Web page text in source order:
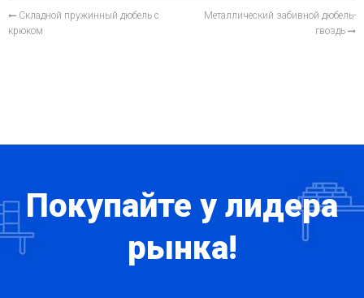
Складной пружинный дюбель с
крюком
Металлический забивной дюбель-
гвоздь
Покупайте у лидера
рынка!